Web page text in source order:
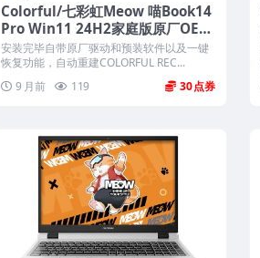
Colorful/七彩虹Meow 喵Book14
Pro Win11 24H2家庭版原厂OEM
系统 带COLORFUL一键还原
安装完毕自带原厂驱动和预装软件以及一键
恢复功能，自动重建COLORFUL REC...
9 月前
119 30